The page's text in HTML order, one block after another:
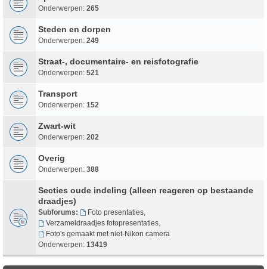
Onderwerpen: 265
Steden en dorpen
Onderwerpen: 249
Straat-, documentaire- en reisfotografie
Onderwerpen: 521
Transport
Onderwerpen: 152
Zwart-wit
Onderwerpen: 202
Overig
Onderwerpen: 388
Secties oude indeling (alleen reageren op bestaande
draadjes)
Subforums: Foto presentaties,
Verzameldraadjes fotopresentaties,
Foto's gemaakt met niet-Nikon camera
Onderwerpen: 13419